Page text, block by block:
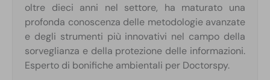
oltre dieci anni nel settore, ha maturato una
profonda conoscenza delle metodologie avanzate
e degli strumenti più innovativi nel campo della
sorveglianza e della protezione delle informazioni.
Esperto di bonifiche ambientali per Doctorspy.